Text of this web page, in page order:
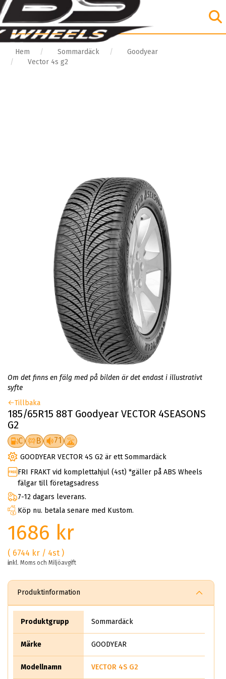
Hem Sommardäck
Goodyear
Vector 4s g2
Om det finns en fälg med på bilden är det endast i illustrativt
syfte
Tillbaka
185/65R15 88T Goodyear VECTOR 4SEASONS
G2
C B 71
GOODYEAR VECTOR 4S G2 är ett Sommardäck
FRI FRAKT vid komplettahjul (4st) *gäller på ABS Wheels
fälgar till företagsadress
7-12 dagars leverans.
Köp nu. betala senare med Kustom.
1686 kr
( 6744 kr / 4st )
inkl. Moms och Miljöavgift
Produktinformation
Produktgrupp Sommardäck
Märke GOODYEAR
Modellnamn VECTOR 4S G2